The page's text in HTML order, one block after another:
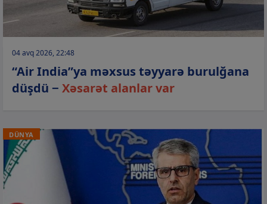
04 avq 2026, 22:48
“Air India”ya məxsus təyyarə burulğana
düşdü − Xəsarət alanlar var
DÜNYA